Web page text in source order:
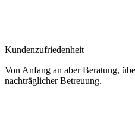
Kundenzufriedenheit
Von Anfang an aber Beratung,
nachträglicher Betreuung.